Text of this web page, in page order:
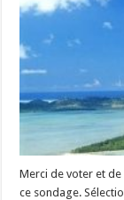
Merci de voter et
ce sondage.